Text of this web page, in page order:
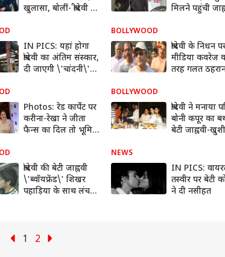
खुलासा, बोलीं- श्रीदेवी से
मिलने पहुंची
IN PICS: यहां होगा
श्रीदेवी का अंतिम संस्कार,
दी जाएगी \'चांदनी\'
BOLLYWOOD
श्रीदेवी के निधन
मीडिया कवरेज
तरह गलत
Photos: रेड कार्पेट पर
करीना-रेखा ने जीता
फैन्स का दिल तो भूमि
BOLLYWOOD
श्रीदेवी ने मनाया
बोनी कपूर का
बेटी जाह्नवी-
श्रीदेवी की बेटी जाह्नवी
\'ब्वॉयफ्रेंड\' शिखर
पहाड़िया के साथ लंच
NEWS
IN PICS:
तस्वीर पर बेटी को
ने दी नसीहत
1 2